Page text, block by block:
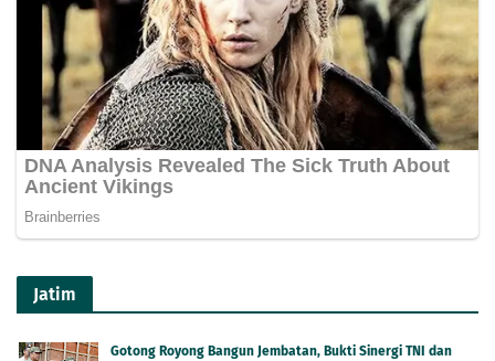
Jatim
Gotong Royong Bangun Jembatan, Bukti Sinergi TNI dan